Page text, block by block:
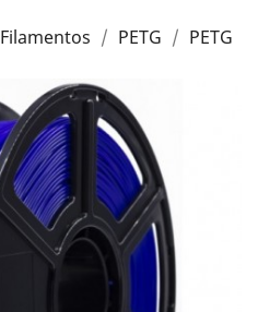
Filamentos PETG
PETG